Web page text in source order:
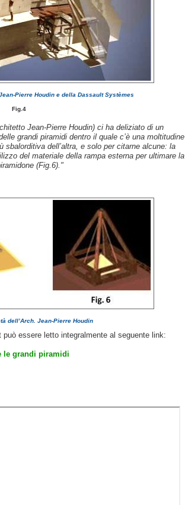
Pierre Houdin e della Dassault Systèmes
Fig.4
Jean-Pierre Houdin) ci ha deliziato di un
grandi piramidi dentro il quale c’è una moltitudine
dell’altra, e solo per citarne alcune: la
del materiale della rampa esterna per ultimare la
(Fig.6)."
dell’Arch. Jean-Pierre Houdin
essere letto integralmente al seguente link:
le grandi piramidi